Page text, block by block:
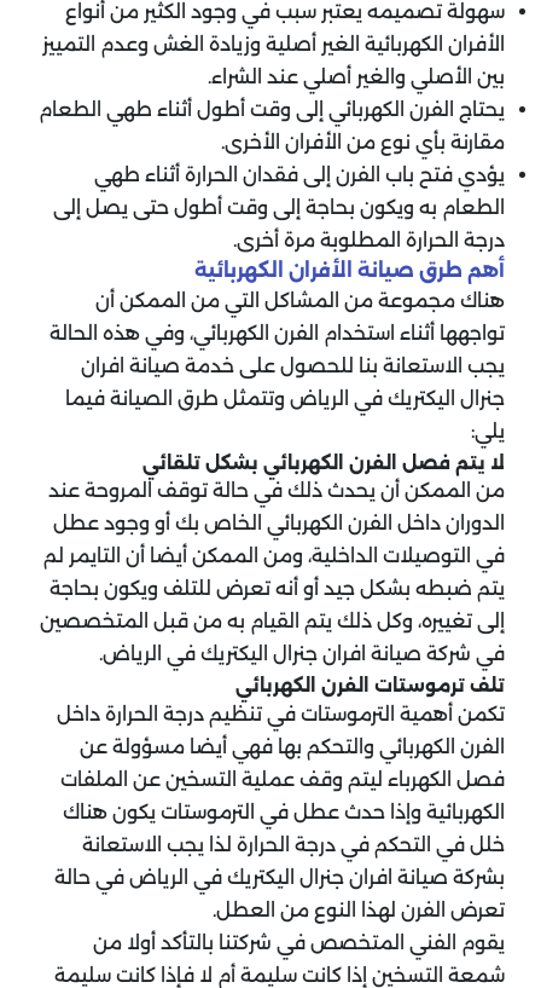
سهولة تصميمه يعتبر سبب في وجود الكثير من أنواع
الأفران الكهربائية الغير أصلية وزيادة الغش وعدم التمييز
بين الأصلي والغير أصلي عند الشراء.
يحتاج الفرن الكهربائي إلى وقت أطول أثناء طهي الطعام
مقارنة بأي نوع من الأفران الأخرى.
يؤدي فتح باب الفرن إلى فقدان الحرارة أثناء طهي
الطعام به ويكون بحاجة إلى وقت أطول حتى يصل إلى
درجة الحرارة المطلوبة مرة أخرى.
أهم طرق صيانة الأفران الكهربائية
هناك مجموعة من المشاكل التي من الممكن أن
تواجهها أثناء استخدام الفرن الكهربائي، وفي هذه الحالة
يجب الاستعانة بنا للحصول على خدمة صيانة افران
جنرال اليكتريك في الرياض وتتمثل طرق الصيانة فيما
يلي:
لا يتم فصل الفرن الكهربائي بشكل تلقائي
من الممكن أن يحدث ذلك في حالة توقف المروحة عند
الدوران داخل الفرن الكهربائي الخاص بك أو وجود عطل
في التوصيلات الداخلية، ومن الممكن أيضا أن التايمر لم
يتم ضبطه بشكل جيد أو أنه تعرض للتلف ويكون بحاجة
إلى تغييره، وكل ذلك يتم القيام به من قبل المتخصصين
في شركة صيانة افران جنرال اليكتريك في الرياض.
تلف ترموستات الفرن الكهربائي
تكمن أهمية الترموستات في تنظيم درجة الحرارة داخل
الفرن الكهربائي والتحكم بها فهي أيضا مسؤولة عن
فصل الكهرباء ليتم وقف عملية التسخين عن الملفات
الكهربائية وإذا حدث عطل في الترموستات يكون هناك
خلل في التحكم في درجة الحرارة لذا يجب الاستعانة
بشركة صيانة افران جنرال اليكتريك في الرياض في حالة
تعرض الفرن لهذا النوع من العطل.
يقوم الفني المتخصص في شركتنا بالتأكد أولا من
شمعة التسخين إذا كانت سليمة أم لا فإذا كانت سليمة